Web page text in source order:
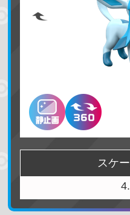
ホウエン地方
カロス地方 アロ
パル
ヒスイ地方
スケ